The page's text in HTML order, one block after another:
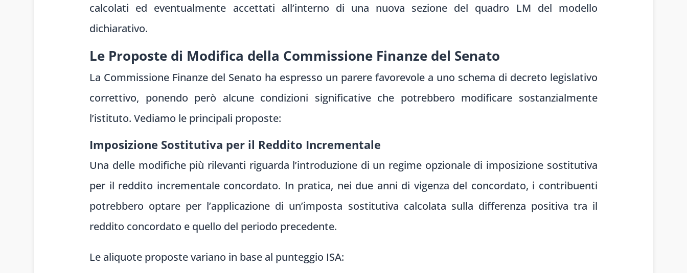
calcolati ed eventualmente accettati all’interno di una nuova sezione del quadro LM del modello
dichiarativo.
Le Proposte di Modifica della Commissione Finanze del Senato
La Commissione Finanze del Senato ha espresso un parere favorevole a uno schema di decreto legislativo
correttivo, ponendo però alcune condizioni significative che potrebbero modificare sostanzialmente
l’istituto. Vediamo le principali proposte:
Imposizione Sostitutiva per il Reddito Incrementale
Una delle modifiche più rilevanti riguarda l’introduzione di un regime opzionale di imposizione sostitutiva
per il reddito incrementale concordato. In pratica, nei due anni di vigenza del concordato, i contribuenti
potrebbero optare per l’applicazione di un’imposta sostitutiva calcolata sulla differenza positiva tra il
reddito concordato e quello del periodo precedente.
Le aliquote proposte variano in base al punteggio ISA: